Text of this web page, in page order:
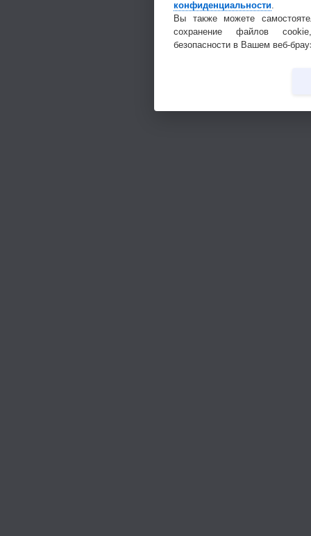
конфиденциальности.
Вы также можете
сохранение файлов
безопасности в Вашем веб-